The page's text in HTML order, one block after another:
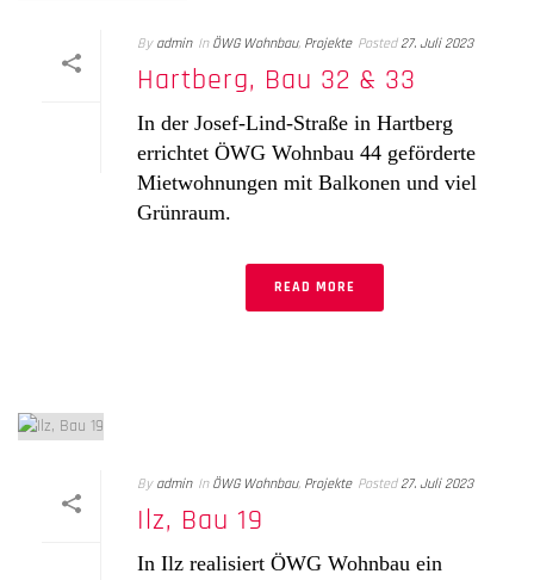
By admin In ÖWG Wohnbau, Projekte Posted 27. Juli 2023
Hartberg, Bau 32 & 33
In der Josef-Lind-Straße in Hartberg
errichtet ÖWG Wohnbau 44 geförderte
Mietwohnungen mit Balkonen und viel
Grünraum.
READ MORE
By admin In ÖWG Wohnbau, Projekte Posted 27. Juli 2023
Ilz, Bau 19
In Ilz realisiert ÖWG Wohnbau ein